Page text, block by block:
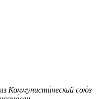
Коммунисти́ческий сою́з